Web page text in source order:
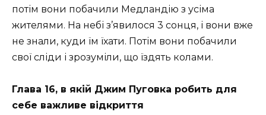
потім вони побачили Медландію з усіма
жителями. На небі з’явилося 3 сонця, і вони вже
не знали, куди їм їхати. Потім вони побачили
свої сліди і зрозуміли, що їздять колами.
Глава 16, в якій Джим Пуговка робить для
себе важливе відкриття